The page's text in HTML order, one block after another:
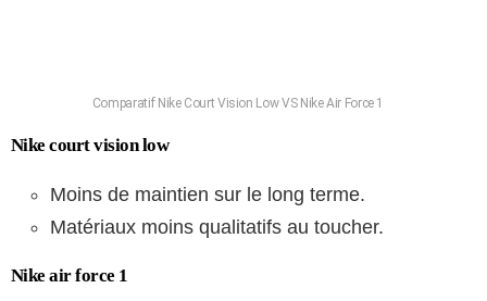
Comparatif Nike Court Vision Low VS Nike Air Force 1
Nike court vision low
Moins de maintien sur le long terme.
Matériaux moins qualitatifs au toucher.
Nike air force 1